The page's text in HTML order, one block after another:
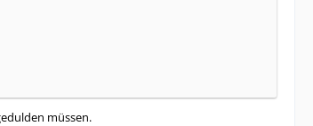
müssen.